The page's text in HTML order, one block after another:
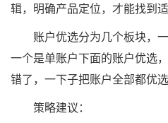
辑，明确产品定位，才能找到适
账户优选分为几个板块，一
一个是单账户下面的账户优选
错了，一下子把账户全部都优
策略建议：